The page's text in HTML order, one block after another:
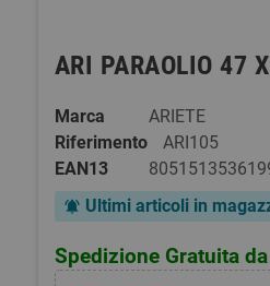
ARI PARAOLIO 47
Marca
ARIETE
Riferimento
ARI105
EAN13
notifications_active Ultimi articoli in
Spedizione Gratuita